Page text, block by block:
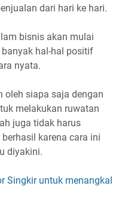
dari hari ke hari.
bisnis akan mulai
hal-hal positif
nyata.
oleh siapa saja dengan
melakukan ruwatan
juga tidak harus
karena cara ini
diyakini.
Singkir untuk menangkal